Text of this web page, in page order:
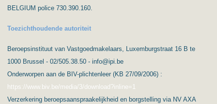
BELGIUM police 730.390.160.
Toezichthoudende autoriteit
Beroepsinstituut van Vastgoedmakelaars, Luxemburgstraat 16 B te
1000 Brussel - 02/505.38.50 - info@ipi.be
Onderworpen aan de BIV-plichtenleer (KB 27/09/2006) :
https://www.biv.be/media/3/download?inline=1
Verzerkering beroepsaanspraakelijkheid en borgstelling via NV AXA